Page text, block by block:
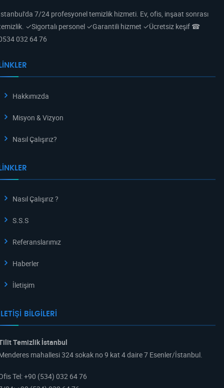
7/24 profesyonel temizlik hizmeti. Ev, ofis, inşaat sonrası
✓Sigortalı personel ✓Garantili hizmet ✓Ücretsiz keşif ☎
032 64 76
Hakkımızda
Misyon & Vizyon
Nasıl Çalışırız?
Nasıl Çalışırız ?
S.S.S
Referanslarımız
Haberler
İletişim
BILGILERI
Temizlik İstanbul
mahallesi 324 sokak no 9 kat 4 daire 7 Esenler/İstanbul.
Tel:+90 (534) 032 64 76